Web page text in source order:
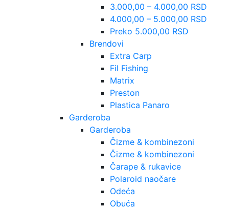
3.000,00 – 4.000,00 RSD
4.000,00 – 5.000,00 RSD
Preko 5.000,00 RSD
Brendovi
Extra Carp
Fil Fishing
Matrix
Preston
Plastica Panaro
Garderoba
Garderoba
Čizme & kombinezoni
Čizme & kombinezoni
Čarape & rukavice
Polaroid naočare
Odeća
Obuća